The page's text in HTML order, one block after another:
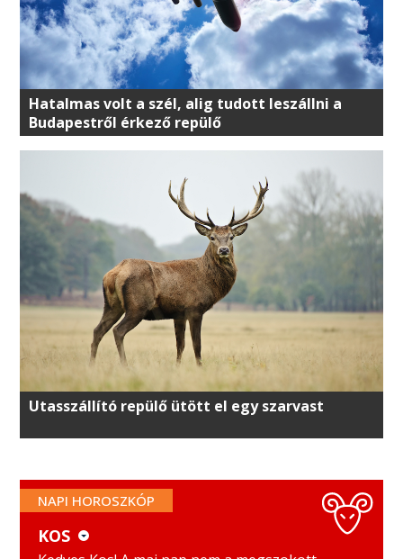
Hatalmas volt a szél, alig tudott leszállni a
Budapestről érkező repülő
Utasszállító repülő ütött el egy szarvast
NAPI HOROSZKÓP
KOS
KOS